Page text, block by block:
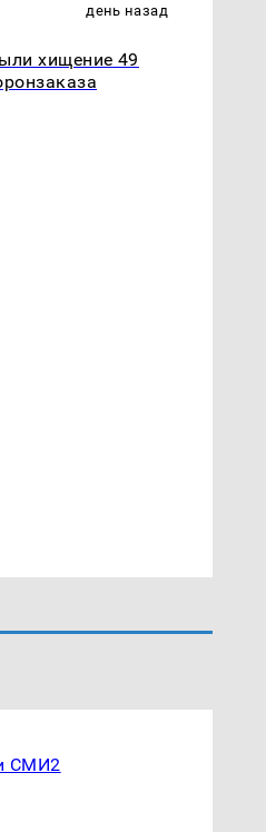
день назад
хищение 49
СМИ2